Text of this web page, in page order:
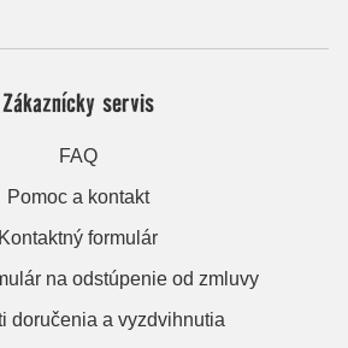
Zákaznícky servis
FAQ
Pomoc a kontakt
Kontaktný formulár
na odstúpenie od zmluvy
doručenia a vyzdvihnutia